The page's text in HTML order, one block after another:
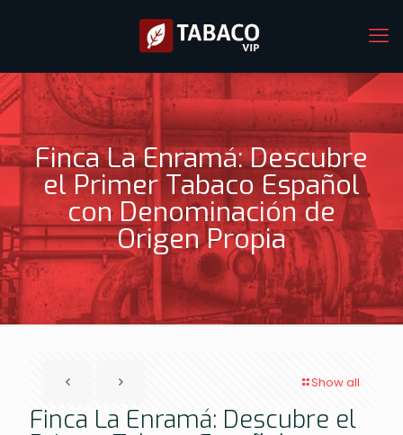
Finca La Enramá: Descubre
el Primer Tabaco Español
con Denominación de
Origen Propia
Show all
Finca La Enramá: Descubre el